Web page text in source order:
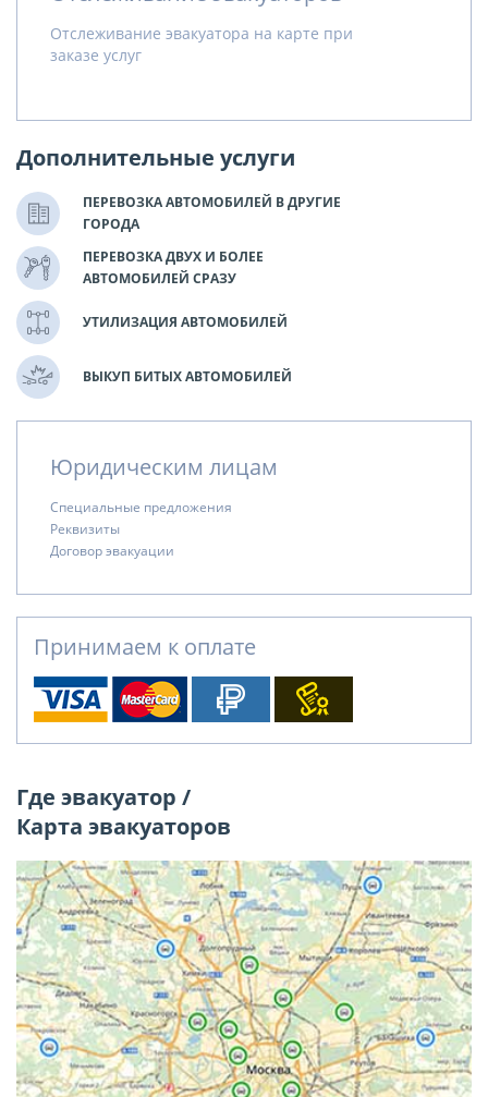
Отслеживание эвакуатора на карте при
заказе услуг
Дополнительные услуги
ПЕРЕВОЗКА АВТОМОБИЛЕЙ В ДРУГИЕ
ГОРОДА
ПЕРЕВОЗКА ДВУХ И БОЛЕЕ
АВТОМОБИЛЕЙ СРАЗУ
УТИЛИЗАЦИЯ АВТОМОБИЛЕЙ
ВЫКУП БИТЫХ АВТОМОБИЛЕЙ
Юридическим лицам
Специальные предложения
Реквизиты
Договор эвакуации
Принимаем к оплате
Где эвакуатор /
Карта эвакуаторов